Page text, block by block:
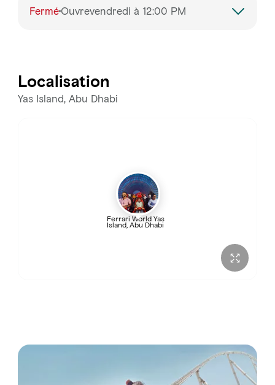
FerméOuvrevendredi à 12:00 PM
mercredi
Localisation
Yas Island, Abu Dhabi
Ferrari World Yas
Island, Abu Dhabi